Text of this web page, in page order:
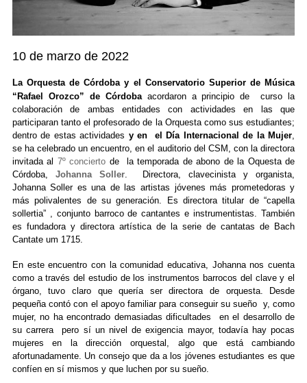
10 de marzo de 2022
La Orquesta de Córdoba y el Conservatorio Superior de Música
“Rafael Orozco” de Córdobaacordaron a principio de curso la
colaboración de ambas entidades con actividades en las que
participaran tanto el profesorado de la Orquesta como sus estudiantes;
dentro de estas actividades y en el Día Internacional de la Mujer
se ha celebrado un encuentro, en el auditorio del CSM, con la directora
invitada al 7º concierto de la temporada de abono de la Oquesta de
Córdoba, Johanna Soller. Directora, clavecinista y organista,
Johanna Soller es una de las artistas jóvenes más prometedoras y
más polivalentes de su generación. Es directora titular de “capella
sollertia” , conjunto barroco de cantantes e instrumentistas. También
es fundadora y directora artística de la serie de cantatas de Bach
Cantate um 1715.
En este encuentro con la comunidad educativa, Johanna nos cuenta
como a través del estudio de los instrumentos barrocos del clave y el
órgano, tuvo claro que quería ser directora de orquesta. Desde
pequeña contó con el apoyo familiar para conseguir su sueño y, como
mujer, no ha encontrado demasiadas dificultades en el desarrollo de
su carrera pero sí un nivel de exigencia mayor, todavía hay pocas
mujeres en la dirección orquestal, algo que está cambiando
afortunadamente. Un consejo que da a los jóvenes estudiantes es que
confíen en sí mismos y que luchen por su sueño.